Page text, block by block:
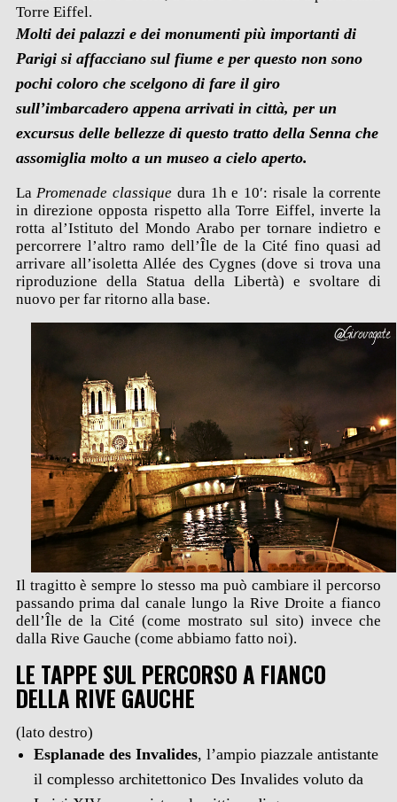
Torre Eiffel.
Molti dei palazzi e dei monumenti più importanti di
Parigi si affacciano sul fiume e per questo non sono
pochi coloro che scelgono di fare il giro
sull’imbarcadero appena arrivati in città, per un
excursus delle bellezze di questo tratto della Senna che
assomiglia molto a un museo a cielo aperto.
LaPromenade classique dura 1h e 10′: risale la corrente
in direzione opposta rispetto alla Torre Eiffel, inverte la
rotta al’Istituto del Mondo Arabo per tornare indietro e
percorrere l’altro ramo dell’Île de la Cité fino quasi ad
arrivare all’isoletta Allée des Cygnes (dove si trova una
riproduzione della Statua della Libertà) e svoltare di
nuovo per far ritorno alla base.
Il tragitto è sempre lo stesso ma può cambiare il percorso
passando prima dal canale lungo la Rive Droite a fianco
dell’Île de la Cité(come mostrato sul sito) invece che
dalla Rive Gauche (come abbiamo fatto noi).
LE TAPPE SUL PERCORSO A FIANCO
DELLA RIVE GAUCHE
(lato destro)
Esplanade des Invalides, l’ampio piazzale antistante
il complesso architettonico Des Invalides voluto da